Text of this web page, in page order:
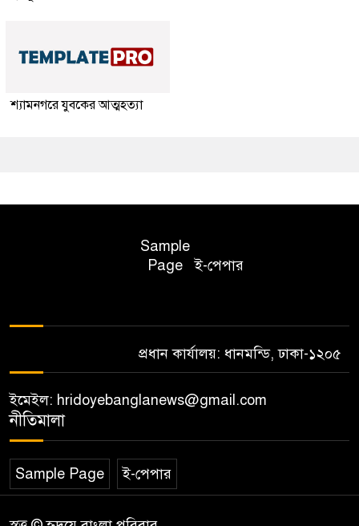
শ্যামনগরে যুবকের আত্মহত্যা
Sample
Page
ই-পেপার
প্রধান কার্যালয়: ধানমন্ডি, ঢাকা-১২০৫
ইমেইল: hridoyebanglanews@gmail.com
নীতিমালা
Sample Page ই-পেপার